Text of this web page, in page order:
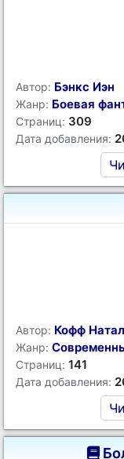
Автор: Бэнкс Иэн
Жанр: Боевая
Страниц: 309
Дата добавления:
Автор: Кофф
Жанр:
Страниц: 141
Дата добавления: